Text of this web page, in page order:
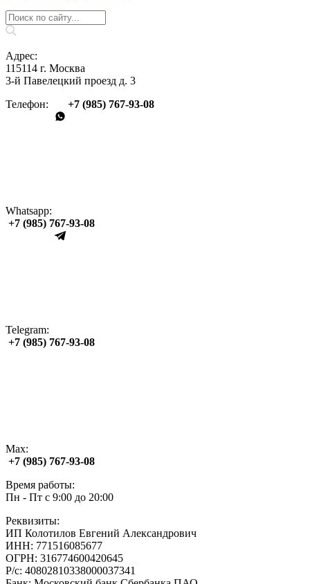
Адрес:
115114 г. Москва
3-й Павелецкий проезд д. 3
Телефон: +7 (985) 767‑93‑08
Whatsapp:
+7 (985) 767‑93‑08
Telegram:
+7 (985) 767‑93‑08
Max:
+7 (985) 767‑93‑08
Время работы:
Пн - Пт с 9:00 до 20:00
Реквизиты:
ИП Колотилов Евгений Александрович
ИНН: 771516085677
ОГРН: 316774600420645
Р/с: 40802810338000037341